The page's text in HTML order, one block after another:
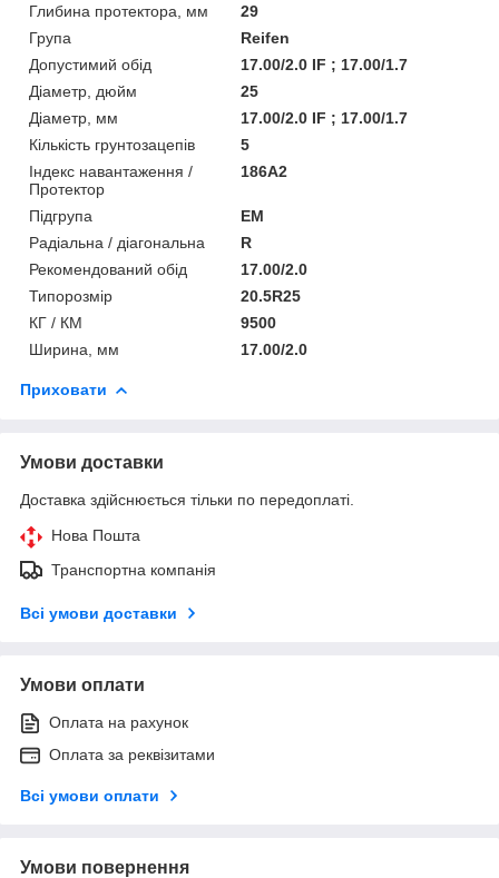
Глибина протектора, мм
29
Група
Reifen
Допустимий обід
17.00/2.0 IF ; 17.00/1.7
Діаметр, дюйм
25
Діаметр, мм
17.00/2.0 IF ; 17.00/1.7
Кількість грунтозацепів
5
Індекс навантаження /
Протектор
186A2
Підгрупа
EM
Радіальна / діагональна
R
Рекомендований обід
17.00/2.0
Типорозмір
20.5R25
КГ / КМ
9500
Ширина, мм
17.00/2.0
Приховати
Умови доставки
Доставка здійснюється тільки по передоплаті.
Нова Пошта
Транспортна компанія
Всі умови доставки
Умови оплати
Оплата на рахунок
Оплата за реквізитами
Всі умови оплати
Умови повернення